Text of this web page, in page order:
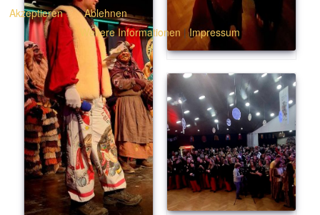
Akzeptieren
Ablehnen
Weitere Informationen |Impressum